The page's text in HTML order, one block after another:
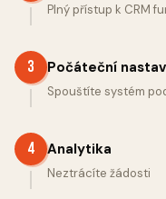
Plný přístup k CRM
3 Počáteční
Spouštíte systém
4 Analytika
Neztrácíte žádosti